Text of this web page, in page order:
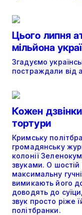
Цього липня
мільйона
Згадуємо
постраждали від
Кожен
тортури
Кримську
громадянську
колонії
звуками. О шостій
максимальну
вимикають його
доводять до
звук просто ріже
політбранки.